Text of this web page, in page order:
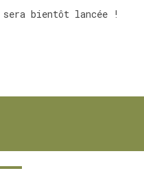
sera bientôt lancée !